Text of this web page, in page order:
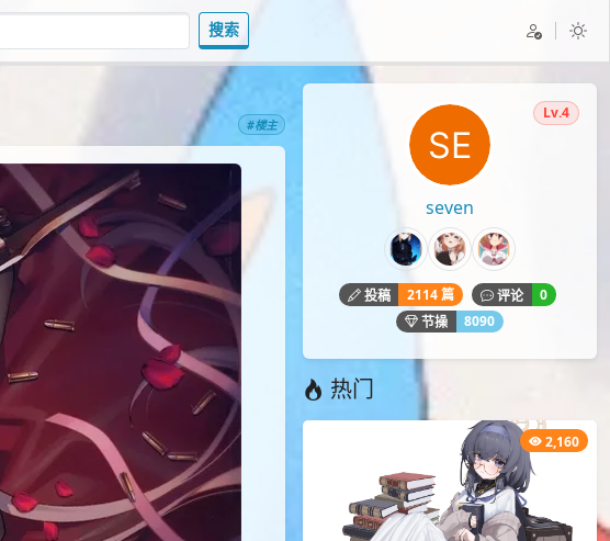
搜索
#楼主
seven
Lv.4
投稿 2114 篇 评论
0
节操
8090
热门
2,160